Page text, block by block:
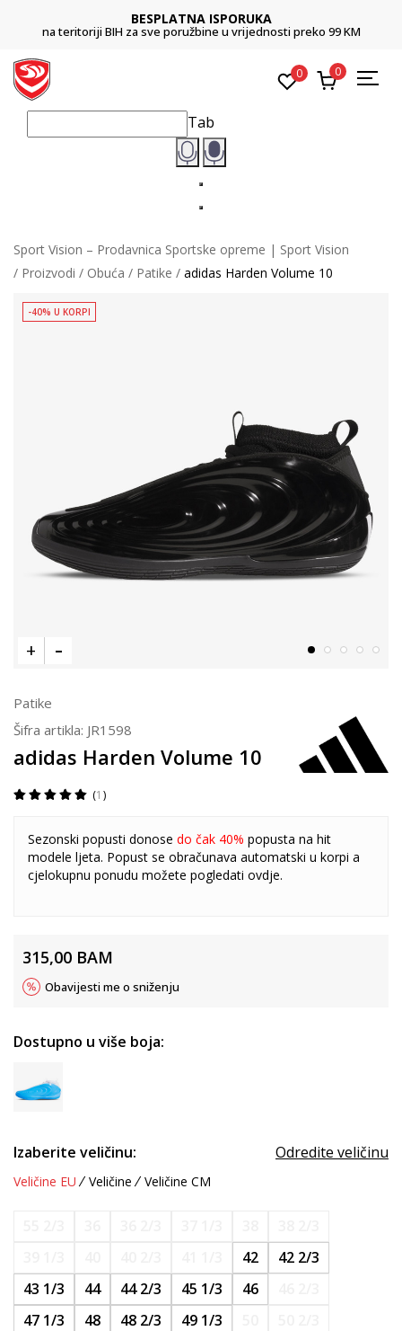
BESPLATNA ISPORUKA
na teritoriji BIH za sve poružbine u vrijednosti preko 99 KM
0 0
Tab
Sport Vision – Prodavnica Sportske opreme | Sport Vision
Proizvodi
Obuća Patike adidas Harden Volume 10
-40% U KORPI
Patike
Šifra artikla: JR1598
adidas Harden Volume 10
1
Sezonski popusti donose do čak 40% popusta na hit
modele ljeta. Popust se obračunava automatski u korpi a
cjelokupnu ponudu možete pogledati ovdje.
315,00 BAM
Obavijesti me o sniženju
Dostupno u više boja:
Izaberite veličinu: Odredite veličinu
Veličine EU Veličine Veličine CM
42
42 2/3
43 1/3
44 44 2/3 45 1/3 46
47 1/3
48 48 2/3 49 1/3